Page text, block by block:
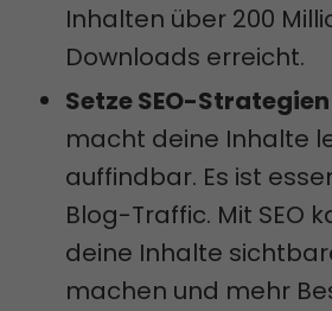
Inhalten über 200
Downloads erreicht.
Setze SEO-
macht deine Inhalte
auffindbar. Es ist
Blog-Traffic. Mit SEO
deine Inhalte
machen und mehr